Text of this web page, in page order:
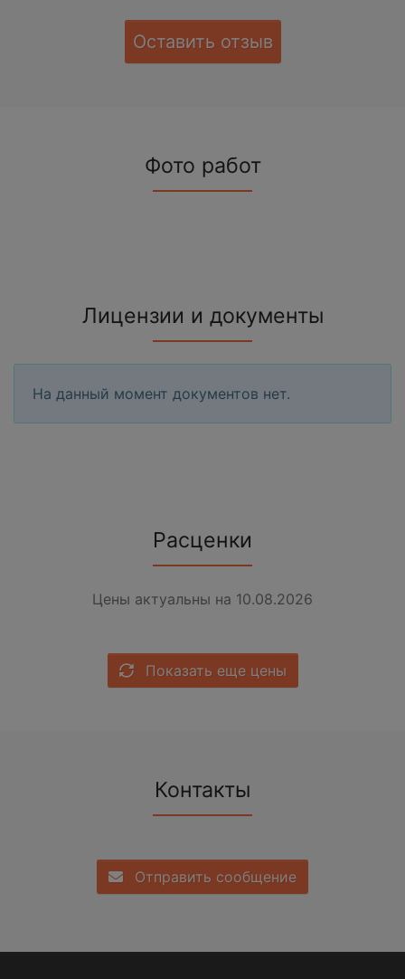
Оставить отзыв
Фото работ
Лицензии и документы
На данный момент документов нет.
Расценки
Цены актуальны на 10.08.2026
Показать еще цены
Контакты
Отправить сообщение